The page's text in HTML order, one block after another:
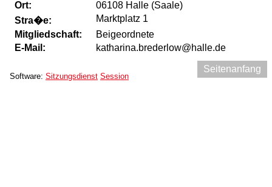
Ort:
06108 Halle (Saale)
Stra�e:
Marktplatz 1
Mitgliedschaft:
Beigeordnete
E-Mail:
katharina.brederlow@halle.de
Seitenanfang
Software: Sitzungsdienst Session